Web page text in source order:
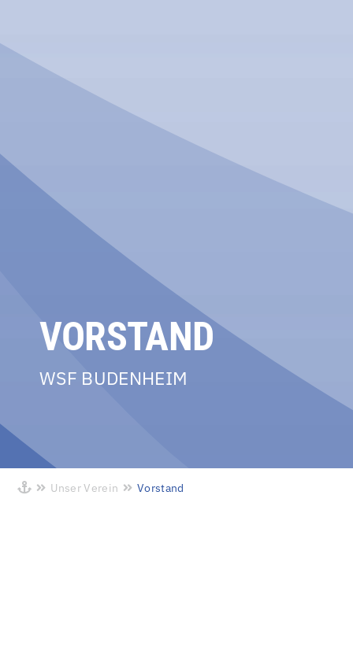
VORSTAND
WSF BUDENHEIM
Unser Verein Vorstand